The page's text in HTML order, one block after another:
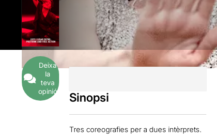
Deixa
la
teva
opinió
Sinopsi
Tres coreografies per a dues intèrprets.